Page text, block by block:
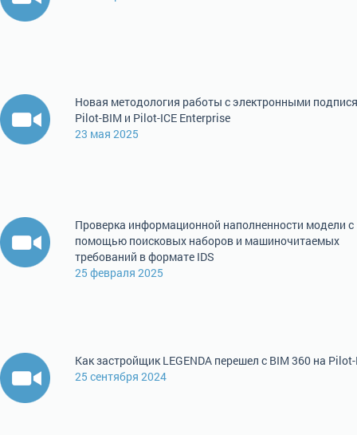
Новая методология работы с электронными
Pilot-BIM и Pilot-ICE Enterprise
23 мая 2025
Проверка информационной наполненности модели с
помощью поисковых наборов и машиночитаемых
требований в формате IDS
25 февраля 2025
Как застройщик LEGENDA перешел с BIM 360 на
25 сентября 2024